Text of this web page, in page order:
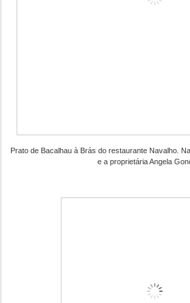
Prato de Bacalhau à Brás do restaurante Navalho.
e a proprietária Angela